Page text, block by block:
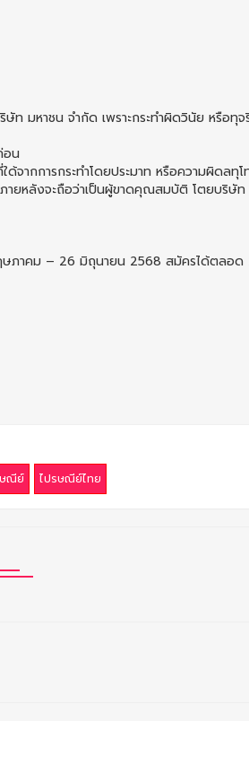
ท มหาชน จำกัด เพราะกระทำผิดวินัย หรือทุ
อน
จากการกระทำโดยประมาท หรือความผิดลทุโ
ายหลังจะถือว่าเป็นผู้ขาดคุณสมบัติ โตยบริษัท
ภาคม – 26 มิถุนายน 2568 สมัครได้ตลอด
ณีย์ ​ไปรษณีย์ไทย